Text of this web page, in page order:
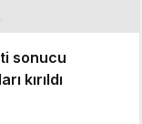
sonucu
kırıldı